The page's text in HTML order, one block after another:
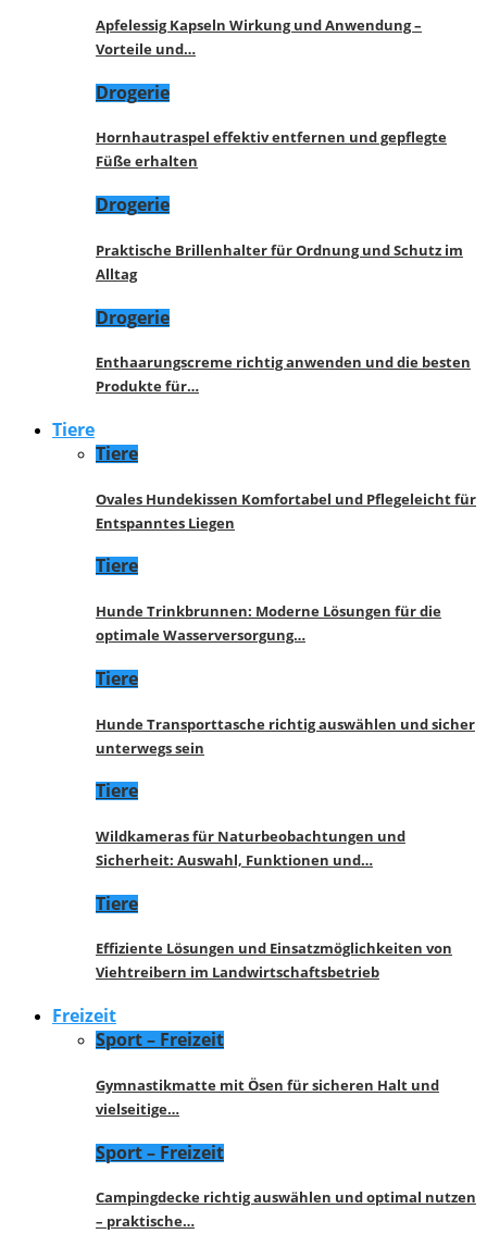
Apfelessig Kapseln Wirkung und Anwendung –
Vorteile und…
Drogerie
Hornhautraspel effektiv entfernen und gepflegte
Füße erhalten
Drogerie
Praktische Brillenhalter für Ordnung und Schutz im
Alltag
Drogerie
Enthaarungscreme richtig anwenden und die besten
Produkte für…
Tiere
Tiere
Ovales Hundekissen Komfortabel und Pflegeleicht für
Entspanntes Liegen
Tiere
Hunde Trinkbrunnen: Moderne Lösungen für die
optimale Wasserversorgung…
Tiere
Hunde Transporttasche richtig auswählen und sicher
unterwegs sein
Tiere
Wildkameras für Naturbeobachtungen und
Sicherheit: Auswahl, Funktionen und…
Tiere
Effiziente Lösungen und Einsatzmöglichkeiten von
Viehtreibern im Landwirtschaftsbetrieb
Freizeit
Sport – Freizeit
Gymnastikmatte mit Ösen für sicheren Halt und
vielseitige…
Sport – Freizeit
Campingdecke richtig auswählen und optimal nutzen
– praktische…